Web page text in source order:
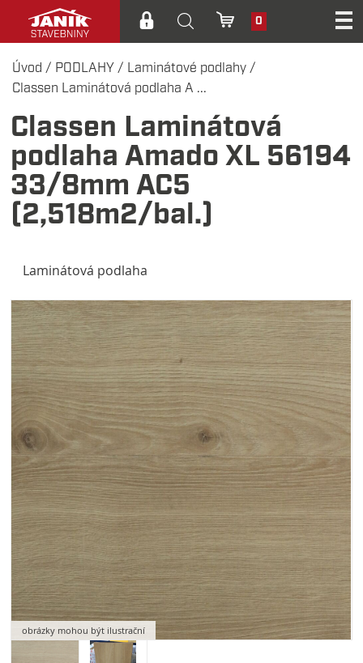
0
Úvod / PODLAHY / Laminátové podlahy /
Classen Laminátová podlaha A ...
Classen Laminátová
podlaha Amado XL 56194
33/8mm AC5
(2,518m2/bal.)
Laminátová podlaha
obrázky mohou být ilustrační